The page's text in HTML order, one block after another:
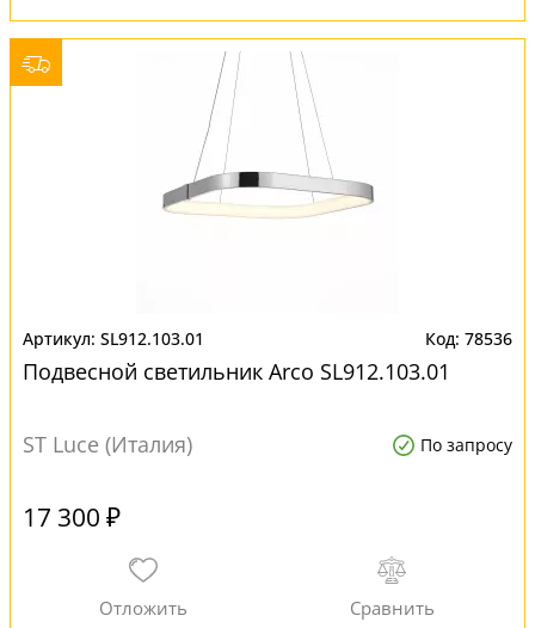
SL912.103.01 78536
Подвесной светильник Arco SL912.103.01
ST Luce (Италия) По запросу
17 300 ₽